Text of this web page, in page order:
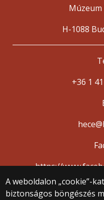
A weboldalon „cookie”-
biztonságos böngészés
Múzeum
H-1088
+36 1
https://
© 2025 Eötvös